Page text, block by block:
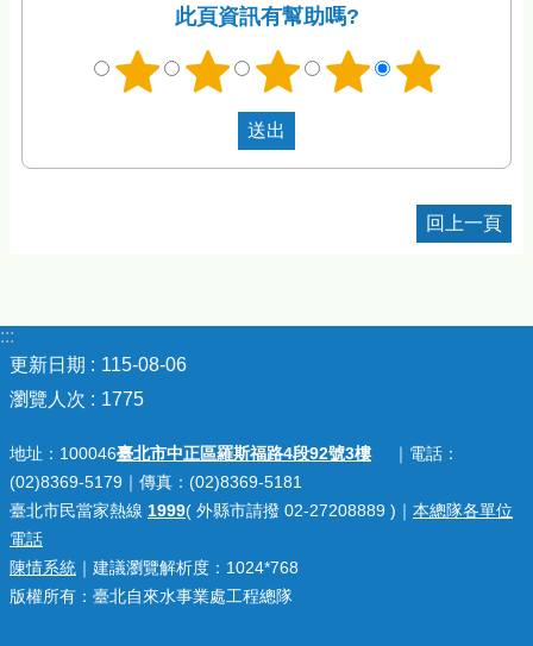
此頁資訊有幫助嗎?
回上一頁
:::
更新日期
115-08-06
瀏覽人次
1775
地址：100046臺北市中正區羅斯福路4段92號3樓｜電話：
(02)8369-5179｜傳真：(02)8369-5181
臺北市民當家熱線 1999( 外縣市請撥 02-27208889 )｜ 本總隊各單位
電話
陳情系統 ｜建議瀏覽解析度：1024*768
版權所有：臺北自來水事業處工程總隊